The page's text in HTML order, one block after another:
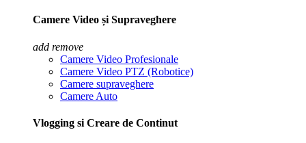
Camere Video și Supraveghere
add remove
Camere Video Profesionale
Camere Video PTZ (Robotice)
Camere supraveghere
Camere Auto
Vlogging si Creare de Continut